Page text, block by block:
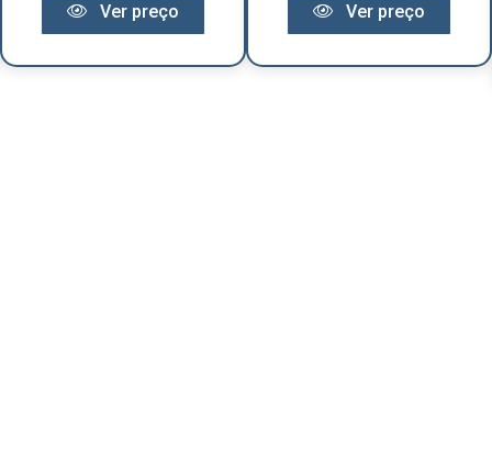
Ver preço Ver preço